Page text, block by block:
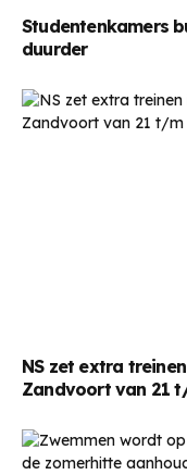
Studentenkamers
duurder
NS zet extra
Zandvoort van 21